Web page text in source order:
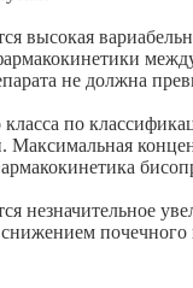
высокая
не должна
по
незначительное